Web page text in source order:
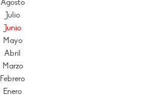
Agosto
Julio
Junio
Mayo
Abril
Marzo
Febrero
Enero